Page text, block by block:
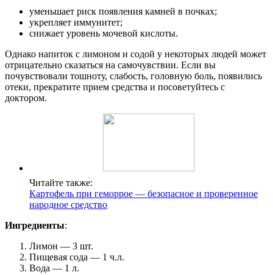
уменьшает риск появления камней в почках;
укрепляет иммунитет;
снижает уровень мочевой кислоты.
Однако напиток с лимоном и содой у некоторых людей может
отрицательно сказаться на самочувствии. Если вы
почувствовали тошноту, слабость, головную боль, появились
отеки, прекратите прием средства и посоветуйтесь с
доктором.
Читайте также:
Картофель при геморрое — безопасное и проверенное
народное средство
Ингредиенты:
Лимон — 3 шт.
Пищевая сода — 1 ч.л.
Вода — 1 л.